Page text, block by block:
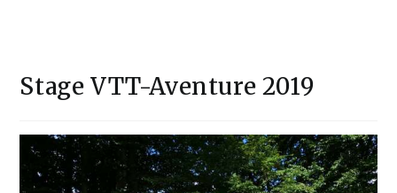
Stage VTT-Aventure 2019